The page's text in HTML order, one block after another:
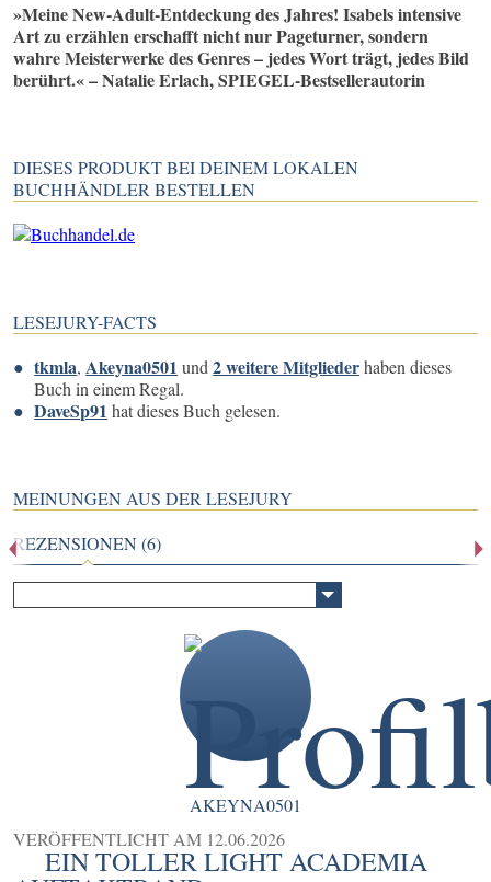
»Meine New-Adult-Entdeckung des Jahres! Isabels intensive
Art zu erzählen erschafft nicht nur Pageturner, sondern
wahre Meisterwerke des Genres – jedes Wort trägt, jedes Bild
berührt.« – Natalie Erlach, SPIEGEL-Bestsellerautorin
DIESES PRODUKT BEI DEINEM LOKALEN
BUCHHÄNDLER BESTELLEN
LESEJURY-FACTS
tkmla,Akeyna0501 und2 weitere Mitgliederhaben dieses
Buch in einem Regal.
DaveSp91 hat dieses Buch gelesen.
MEINUNGEN AUS DER LESEJURY
REZENSIONEN (6)
AKEYNA0501
VERÖFFENTLICHT AM 12.06.2026
EIN TOLLER LIGHT ACADEMIA